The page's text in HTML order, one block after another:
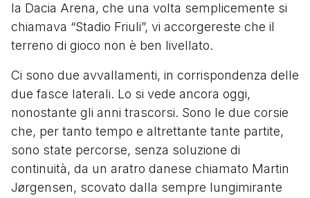
la Dacia Arena, che una volta semplicemente si
chiamava “Stadio Friuli”, vi accorgereste che il
terreno di gioco non è ben livellato.
Ci sono due avvallamenti, in corrispondenza delle
due fasce laterali. Lo si vede ancora oggi,
nonostante gli anni trascorsi. Sono le due corsie
che, per tanto tempo e altrettante tante partite,
sono state percorse, senza soluzione di
continuità, da un aratro danese chiamato Martin
Jørgensen, scovato dalla sempre lungimirante